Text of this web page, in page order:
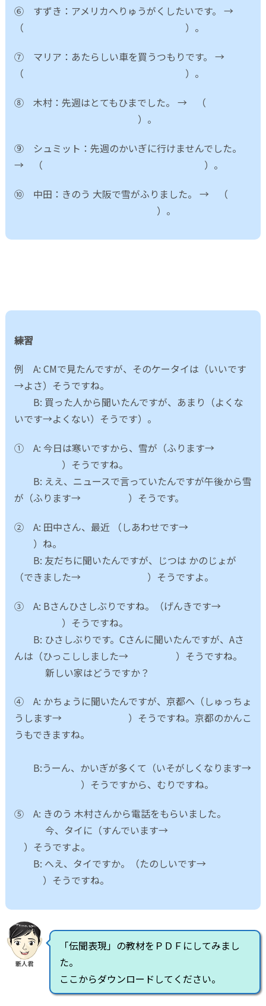
⑥ すずき：アメリカへりゅうがくしたいです。 →
（ ）。
⑦ マリア：あたらしい車を買うつもりです。 →
（ ）。
⑧ 木村：先週はとてもひまでした。 → （
）。
⑨ シュミット：先週のかいぎに行けませんでした。
→ （ ）。
⑩ 中田：きのう 大阪で雪がふりました。 → （
）。
練習
例 A: CMで見たんですが、そのケータイは（いいです
→よさ）そうですね。
B: 買った人から聞いたんですが、あまり（よくな
いです→よくない）そうです）。
① A: 今日は寒いですから、雪が（ふります→
）そうですね。
B: ええ、ニュースで言っていたんですが午後から雪
が（ふります→ ）そうです。
② A: 田中さん、最近 （しあわせです→
）ね。
B: 友だちに聞いたんですが、じつは かのじょが
（できました→ ）そうですよ。
③ A: Bさんひさしぶりですね。（げんきです→
）そうですね。
B: ひさしぶりです。Cさんに聞いたんですが、Aさ
んは（ひっこししました→ ）そうですね。
新しい家はどうですか？
④ A: かちょうに聞いたんですが、京都へ（しゅっちょ
うします→ ）そうですね。京都のかんこ
うもできますね。
B:うーん、かいぎが多くて（いそがしくなります→
）そうですから、むりですね。
⑤ A: きのう 木村さんから電話をもらいました。
今、タイに（すんでいます→
）そうですよ。
B: へえ、タイですか。（たのしいです→
）そうですね。
新人君
「伝聞表現」の教材をＰＤＦにしてみまし
た。
ここからダウンロードしてください。